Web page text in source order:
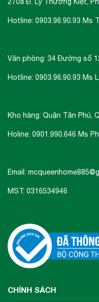
- Điều chỉnh khay
Thiết kế đặc biệt,
nhiều hơn.
Máy rửa chén
Màn hình hiển
chỉnh được
Công suất:
Hotline: 0903.96.90.93 Ms
Văn phòng: 34 Đường số
Hotline: 0903.96.90.93 Ms
Kho hàng: Quận Tân Phú,
Holine: 0901.990.646 Ms
Email:
MST: 0316534946
CHÍNH SÁCH